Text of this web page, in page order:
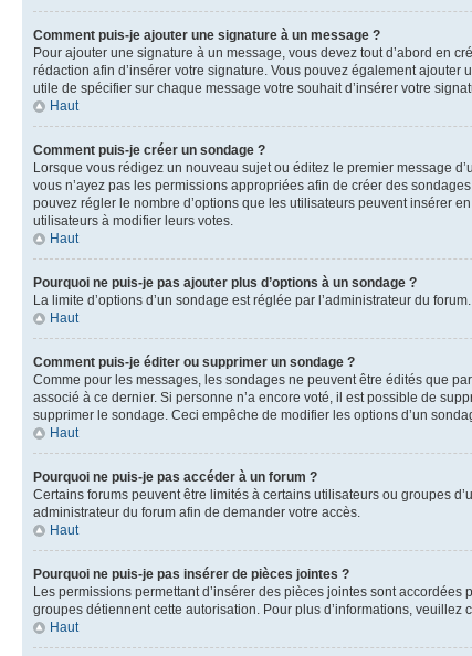
Comment puis-je ajouter une signature à un message ?
Pour ajouter une signature à un message, vous devez tout d’abord en
rédaction afin d’insérer votre signature. Vous pouvez également
utile de spécifier sur chaque message votre souhait d’insérer votre
Haut
Comment puis-je créer un sondage ?
Lorsque vous rédigez un nouveau sujet ou éditez le premier message
vous n’ayez pas les permissions appropriées afin de créer des
pouvez régler le nombre d’options que les utilisateurs peuvent insérer
utilisateurs à modifier leurs votes.
Haut
Pourquoi ne puis-je pas ajouter plus d’options à un sondage ?
La limite d’options d’un sondage est réglée par l’administrateur du
Haut
Comment puis-je éditer ou supprimer un sondage ?
Comme pour les messages, les sondages ne peuvent être édités que
associé à ce dernier. Si personne n’a encore voté, il est possible de
supprimer le sondage. Ceci empêche de modifier les options d’un
Haut
Pourquoi ne puis-je pas accéder à un forum ?
Certains forums peuvent être limités à certains utilisateurs ou groupes
administrateur du forum afin de demander votre accès.
Haut
Pourquoi ne puis-je pas insérer de pièces jointes ?
Les permissions permettant d’insérer des pièces jointes sont
groupes détiennent cette autorisation. Pour plus d’informations, veuillez
Haut